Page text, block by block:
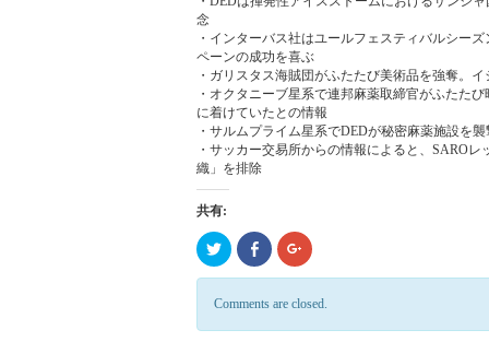
念
・インターバス社はユールフェスティバルシー
ペーンの成功を喜ぶ
・ガリスタス海賊団がふたたび美術品を強奪。
・オクタニーブ星系で連邦麻薬取締官がふたた
に着けていたとの情報
・サルムプライム星系でDEDが秘密麻薬施設を
・サッカー交易所からの情報によると、SARO
織」を排除
共有:
ク
リ
し
て
Click
to
Facebook
(新
ク
リ
し
て
Comments are closed.